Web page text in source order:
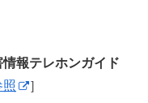
報テレホンガイド
照 ］